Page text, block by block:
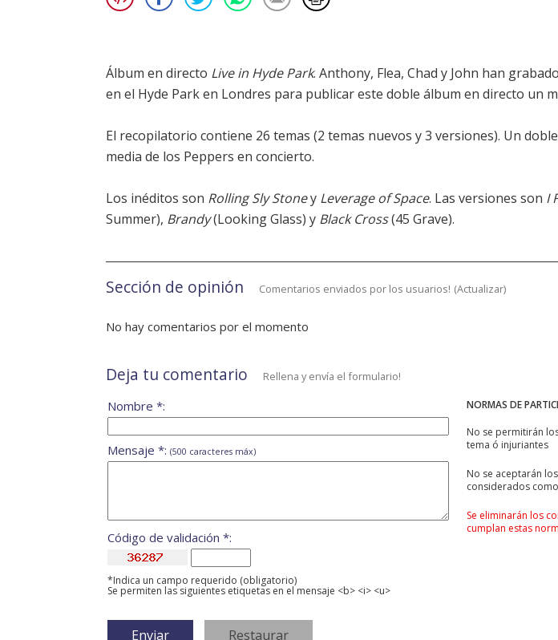
Álbum en directo Live in Hyde Park. Anthony, Flea, Chad y John han
en el Hyde Park en Londres para publicar este doble álbum en directo un
El recopilatorio contiene 26 temas (2 temas nuevos y 3 versiones). Un
media de los Peppers en concierto.
Los inéditos son Rolling Sly Stoney Leverage of Space. Las versiones son I
Summer), Brandy(Looking Glass) y Black Cross(45 Grave).
Sección de opinión Comentarios enviados por los usuarios! (Actualizar)
No hay comentarios por el momento
Deja tu comentario Rellena y envía el formulario!
NORMAS DE
No se permitirán
tema ó injuriantes
No se aceptarán
considerados
Se eliminarán los
cumplan estas
Nombre *:
Mensaje *: (500 caracteres máx)
Código de validación *:
*Indica un campo requerido (obligatorio)
Se permiten las siguientes etiquetas en el mensaje <b> <i> <u>